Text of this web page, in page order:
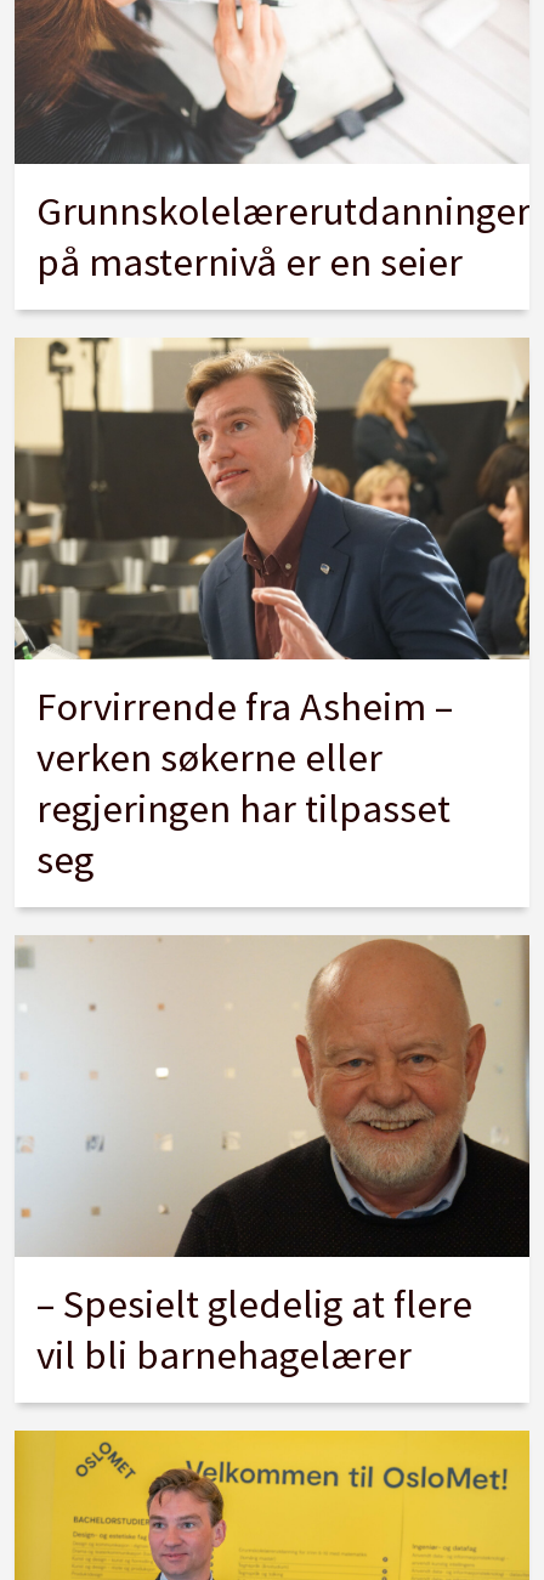
Grunnskolelærerutdanninger
på masternivå er en seier
Forvirrende fra Asheim –
verken søkerne eller
regjeringen har tilpasset
seg
– Spesielt gledelig at flere
vil bli barnehagelærer